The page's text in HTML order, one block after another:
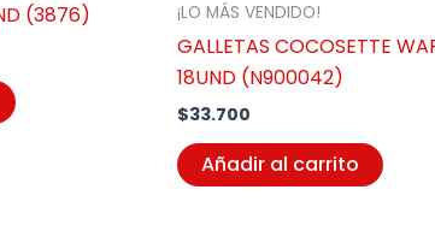
(3876) ¡LO MÁS VENDIDO!
GALLETAS COCOSETTE
18UND (N900042)
$33.700
Añadir al carrito